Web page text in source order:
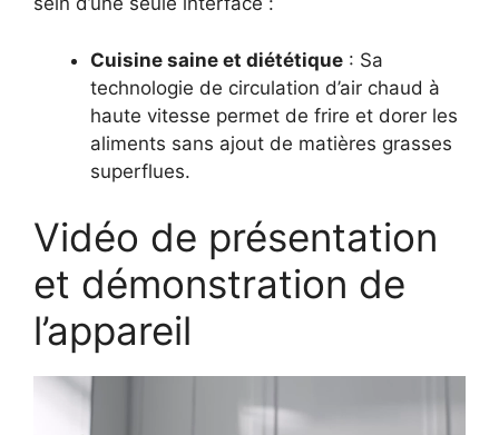
Cuisine saine et diététique : Sa
technologie de circulation d’air chaud à
haute vitesse permet de frire et dorer les
aliments sans ajout de matières grasses
superflues.
Vidéo de présentation
et démonstration de
l’appareil